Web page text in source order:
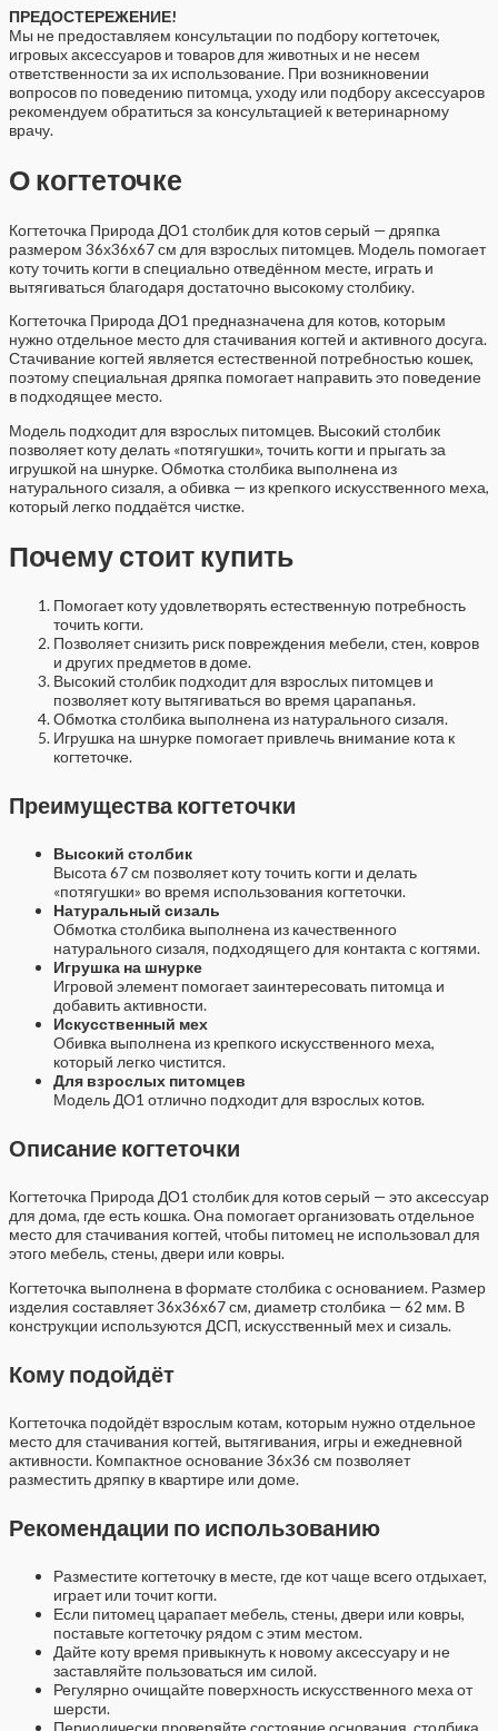
ПРЕДОСТЕРЕЖЕНИЕ!
Мы не предоставляем консультации по подбору когтеточек,
игровых аксессуаров и товаров для животных и не несем
ответственности за их использование. При возникновении
вопросов по поведению питомца, уходу или подбору аксессуаров
рекомендуем обратиться за консультацией к ветеринарному
врачу.
О когтеточке
Когтеточка Природа ДО1 столбик для котов серый — дряпка
размером 36х36х67 см для взрослых питомцев. Модель помогает
коту точить когти в специально отведённом месте, играть и
вытягиваться благодаря достаточно высокому столбику.
Когтеточка Природа ДО1 предназначена для котов, которым
нужно отдельное место для стачивания когтей и активного досуга.
Стачивание когтей является естественной потребностью кошек,
поэтому специальная дряпка помогает направить это поведение
в подходящее место.
Модель подходит для взрослых питомцев. Высокий столбик
позволяет коту делать «потягушки», точить когти и прыгать за
игрушкой на шнурке. Обмотка столбика выполнена из
натурального сизаля, а обивка — из крепкого искусственного меха,
который легко поддаётся чистке.
Почему стоит купить
Помогает коту удовлетворять естественную потребность
точить когти.
Позволяет снизить риск повреждения мебели, стен, ковров
и других предметов в доме.
Высокий столбик подходит для взрослых питомцев и
позволяет коту вытягиваться во время царапанья.
Обмотка столбика выполнена из натурального сизаля.
Игрушка на шнурке помогает привлечь внимание кота к
когтеточке.
Преимущества когтеточки
Высокий столбик
Высота 67 см позволяет коту точить когти и делать
«потягушки» во время использования когтеточки.
Натуральный сизаль
Обмотка столбика выполнена из качественного
натурального сизаля, подходящего для контакта с когтями.
Игрушка на шнурке
Игровой элемент помогает заинтересовать питомца и
добавить активности.
Искусственный мех
Обивка выполнена из крепкого искусственного меха,
который легко чистится.
Для взрослых питомцев
Модель ДО1 отлично подходит для взрослых котов.
Описание когтеточки
Когтеточка Природа ДО1 столбик для котов серый — это аксессуар
для дома, где есть кошка. Она помогает организовать отдельное
место для стачивания когтей, чтобы питомец не использовал для
этого мебель, стены, двери или ковры.
Когтеточка выполнена в формате столбика с основанием. Размер
изделия составляет 36x36x67 см, диаметр столбика — 62 мм. В
конструкции используются ДСП, искусственный мех и сизаль.
Кому подойдёт
Когтеточка подойдёт взрослым котам, которым нужно отдельное
место для стачивания когтей, вытягивания, игры и ежедневной
активности. Компактное основание 36х36 см позволяет
разместить дряпку в квартире или доме.
Рекомендации по использованию
Разместите когтеточку в месте, где кот чаще всего отдыхает,
играет или точит когти.
Если питомец царапает мебель, стены, двери или ковры,
поставьте когтеточку рядом с этим местом.
Дайте коту время привыкнуть к новому аксессуару и не
заставляйте пользоваться им силой.
Регулярно очищайте поверхность искусственного меха от
шерсти.